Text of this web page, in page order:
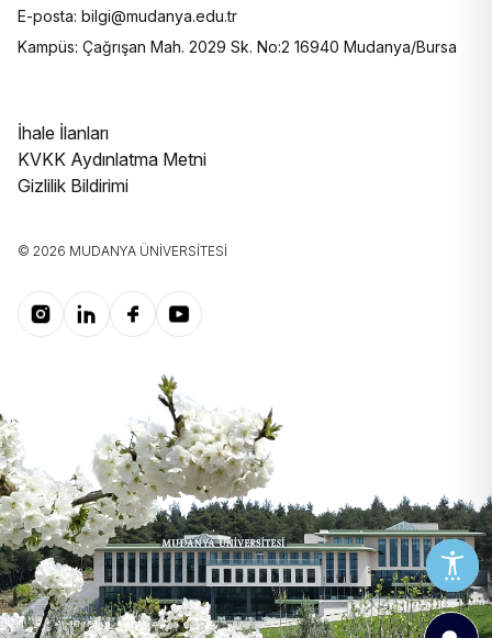
E-posta: bilgi@mudanya.edu.tr
Kampüs: Çağrışan Mah. 2029 Sk. No:2 16940 Mudanya/Bursa
İhale İlanları
KVKK Aydınlatma Metni
Gizlilik Bildirimi
© 2026 MUDANYA ÜNIVERSITESI